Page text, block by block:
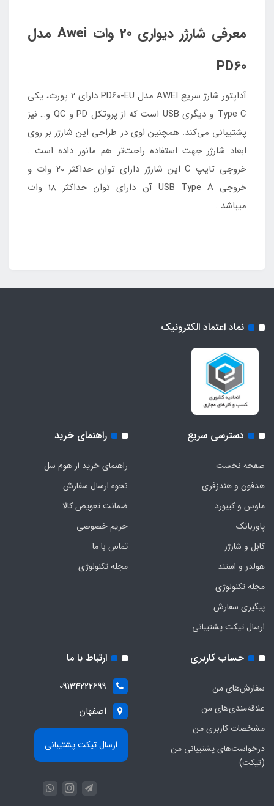
معرفی شارژر دیواری 20 وات Awei مدل
PD60
آداپتور شارژ سریع AWEI مدل PD60-EU دارای 2 پورت، یکی
Type C و دیگری USB است که از پروتکل PD و QC و… نیز
پشتیبانی می‌کند. همچنین اوی در طراحی این شارژر بر روی
ابعاد شارژر جهت استفاده راحت‌تر هم مانور داده است .
خروجی تایپ C این شارژر دارای توان حداکثر 20 وات و
خروجی USB Type A آن دارای توان حداکثر 18 وات
میباشد .
نماد اعتماد الکترونیک
دسترسی سریع
صفحه نخست
هدفون‌ و‌ هندزفری
ماوس و کیبورد
پاوربانک
کابل و شارژر
هولدر و استند
مجله تکنولوژی
پیگیری سفارش
ارسال تیکت پشتیبانی
راهنمای خرید
راهنمای خرید از هوم سل
نحوه ارسال سفارش
ضمانت تعویض کالا
حریم خصوصی
تماس با ما
مجله تکنولوژی
حساب کاربری
سفارش‌های من
علاقه‌مندی‌های من
مشخصات کاربری من
درخواست‌های پشتیبانی من
(تیکت)
ارتباط با ما
09134222699
اصفهان
ارسال تیکت پشتیبانی